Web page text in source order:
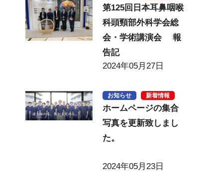
第125回日本耳鼻咽喉
科頭頸部外科学会総
会・学術講演会 報
告記
2024年05月27日
お知らせ 新着情報
ホームページの集合
写真を更新致しまし
た。
2024年05月23日